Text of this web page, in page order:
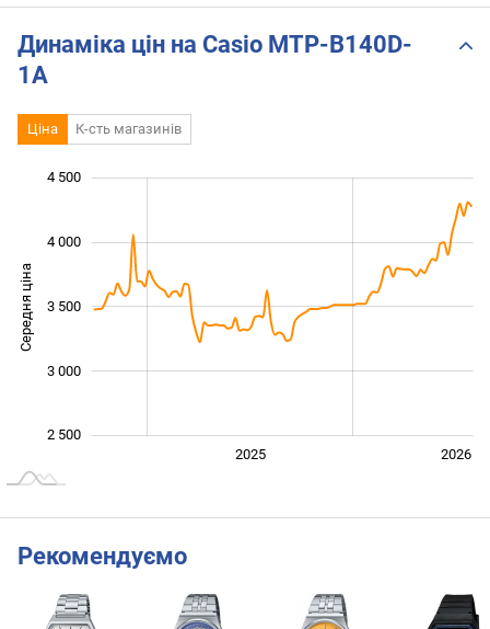
Динаміка цін на Casio MTP-B140D-
1A
Ціна К-сть магазинів
Середня ціна 2 500
2 500
3 000
3 500
4 000
4 500
2025 2026
Рекомендуємо